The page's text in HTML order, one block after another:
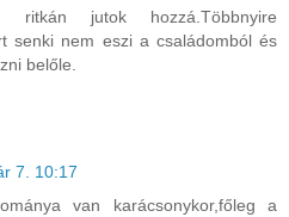
ritkán jutok hozzá.Többnyire
senki nem eszi a családomból és
belőle.
7. 10:17
van karácsonykor,főleg a